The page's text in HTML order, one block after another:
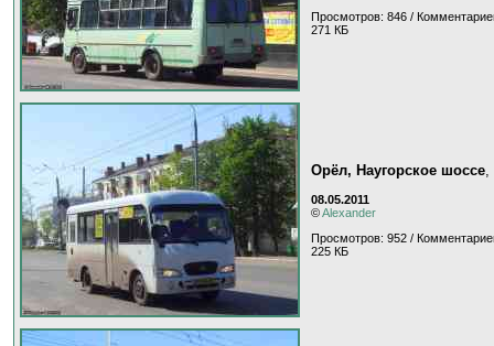
Просмотров: 846 /
271 КБ
Орёл, Наугорское шоссе
08.05.2011
©Alexander
Просмотров: 952 /
225 КБ